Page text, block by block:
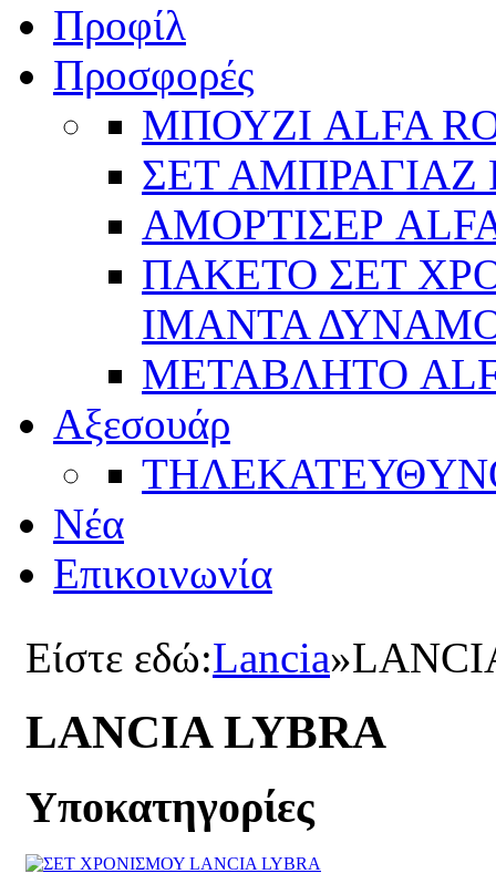
Προφίλ
Προσφορές
ΜΠΟΥΖΙ ALFA
ΣΕΤ ΑΜΠΡΑΓΙΑΖ
ΑΜΟΡΤΙΣΕΡ
ΠΑΚΕΤΟ ΣΕΤ
ΙΜΑΝΤΑ ΔΥΝΑΜΟ
ΜΕΤΑΒΛΗΤΟ
Αξεσουάρ
Νέα
Επικοινωνία
Είστε εδώ:Lancia»
LANCIA LYBRA
Υποκατηγορίες